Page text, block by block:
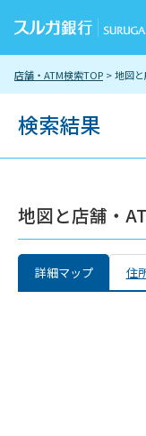
店舗・ATM検索TOP > 地図
検索結果
地図と店舗・
詳細マップ 住